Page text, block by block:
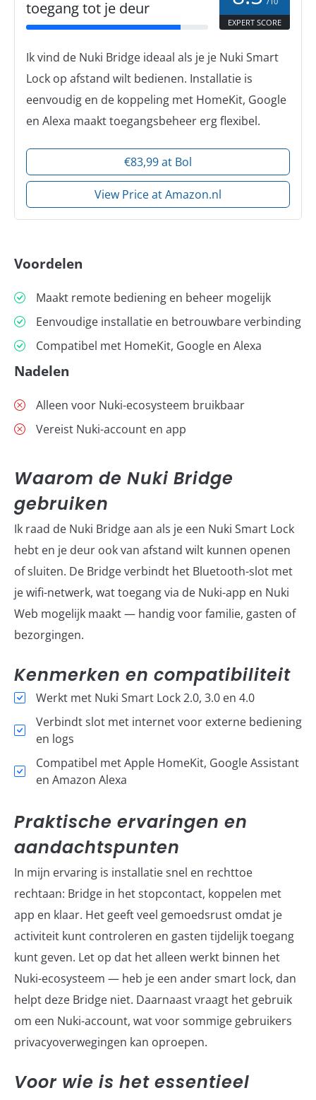
toegang tot je deur
EXPERT SCORE
Ik vind de Nuki Bridge ideaal als je je Nuki Smart
Lock op afstand wilt bedienen. Installatie is
eenvoudig en de koppeling met HomeKit, Google
en Alexa maakt toegangsbeheer erg flexibel.
€83,99 at Bol
View Price at Amazon.nl
Voordelen
Maakt remote bediening en beheer mogelijk
Eenvoudige installatie en betrouwbare verbinding
Compatibel met HomeKit, Google en Alexa
Nadelen
Alleen voor Nuki-ecosysteem bruikbaar
Vereist Nuki-account en app
Waarom de Nuki Bridge
gebruiken
Ik raad de Nuki Bridge aan als je een Nuki Smart Lock
hebt en je deur ook van afstand wilt kunnen openen
of sluiten. De Bridge verbindt het Bluetooth-slot met
je wifi-netwerk, wat toegang via de Nuki-app en Nuki
Web mogelijk maakt — handig voor familie, gasten of
bezorgingen.
Kenmerken en compatibiliteit
Werkt met Nuki Smart Lock 2.0, 3.0 en 4.0
Verbindt slot met internet voor externe bediening
en logs
Compatibel met Apple HomeKit, Google Assistant
en Amazon Alexa
Praktische ervaringen en
aandachtspunten
In mijn ervaring is installatie snel en rechttoe
rechtaan: Bridge in het stopcontact, koppelen met
app en klaar. Het geeft veel gemoedsrust omdat je
activiteit kunt controleren en gasten tijdelijk toegang
kunt geven. Let op dat het alleen werkt binnen het
Nuki-ecosysteem — heb je een ander smart lock, dan
helpt deze Bridge niet. Daarnaast vraagt het gebruik
om een Nuki-account, wat voor sommige gebruikers
privacyoverwegingen kan oproepen.
Voor wie is het essentieel